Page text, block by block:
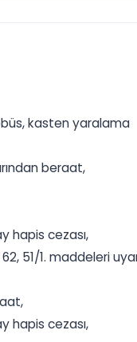
kasten yaralama
beraat,
hapis cezası,
51/1. maddeleri
hapis cezası,